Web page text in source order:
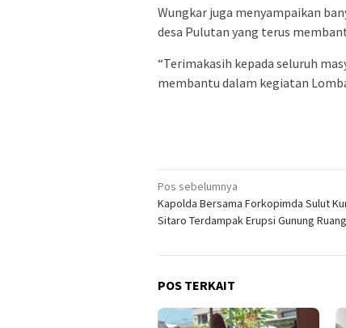
Wungkar juga menyampaikan
desa Pulutan yang terus
“Terimakasih kepada seluruh
membantu dalam kegiatan
Navigasi
pos
Pos sebelumnya
Kapolda Bersama Forkopimda Sulut
Sitaro Terdampak Erupsi Gunung Ruang
POS TERKAIT